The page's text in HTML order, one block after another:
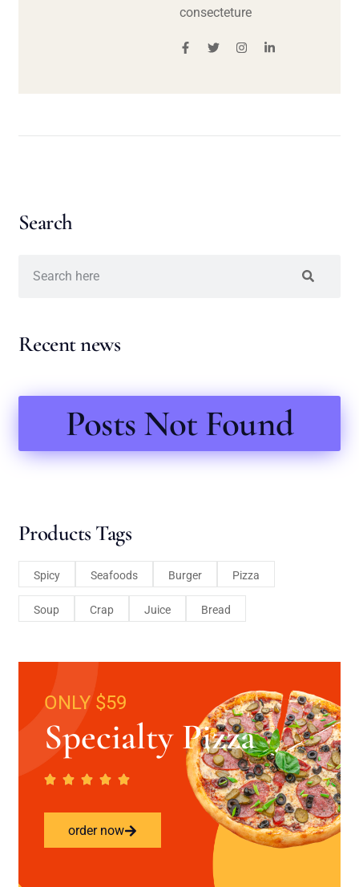
consecteture
Search
Recent news
Posts Not Found
Products Tags
Spicy Seafoods Burger Pizza
Soup Crap Juice Bread
ONLY $59
Specialty Pizza
order now